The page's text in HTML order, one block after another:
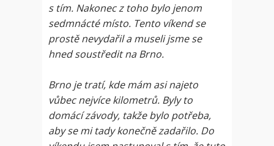
s tím. Nakonec z toho bylo jenom
sedmnácté místo. Tento víkend se
prostě nevydařil a museli jsme se
hned soustředit na Brno.
Brno je tratí, kde mám asi najeto
vůbec nejvíce kilometrů. Byly to
domácí závody, takže bylo potřeba,
aby se mi tady konečně zadařilo. Do